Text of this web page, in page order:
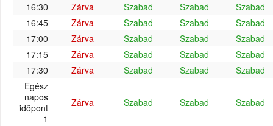
16:30 Zárva Szabad Szabad
Szabad
16:45
Zárva Szabad Szabad
Szabad
17:00
Zárva Szabad Szabad
Szabad
17:15
Zárva Szabad Szabad
Szabad
17:30
Zárva Szabad Szabad
Szabad
Egész
napos
időpont
1
Zárva Szabad Szabad Szabad